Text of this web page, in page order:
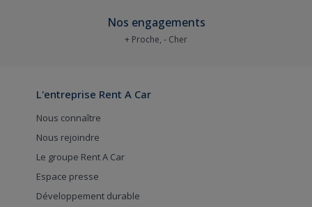
Nos engagements
+ Proche, - Cher
L'entreprise Rent A Car
Nous connaître
Nous rejoindre
Le groupe Rent A Car
Espace presse
Développement durable